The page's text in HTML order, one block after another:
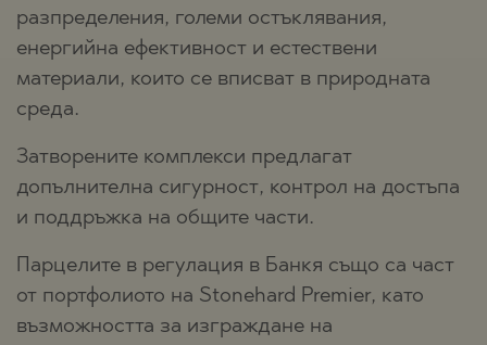
разпределения, големи остъклявания,
енергийна ефективност и естествени
материали, които се вписват в природната
среда.
Затворените комплекси предлагат
допълнителна сигурност, контрол на достъпа
и поддръжка на общите части.
Парцелите в регулация в Банкя също са част
от портфолиото на Stonehard Premier, като
възможността за изграждане на